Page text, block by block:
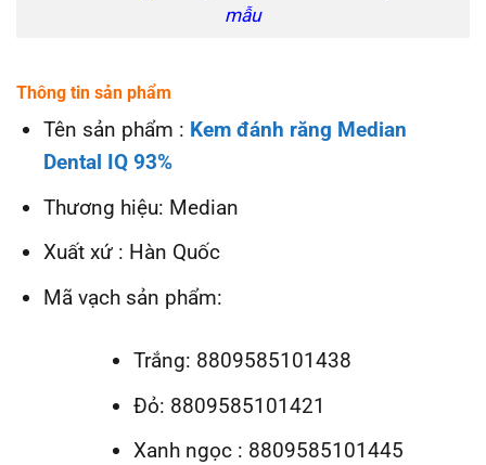
mẫu
Thông tin sản phẩm
Tên sản phẩm : Kem đánh răng Median
Dental IQ 93%
Thương hiệu: Median
Xuất xứ : Hàn Quốc
Mã vạch sản phẩm:
Trắng: 8809585101438
Đỏ: 8809585101421
Xanh ngọc : 8809585101445